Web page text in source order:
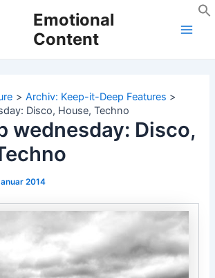
Emotional
Content
Archiv: Keep-it-Deep Features
Disco, House, Techno
wednesday: Disco,
2014